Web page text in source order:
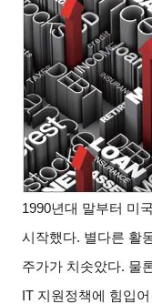
1990년대 말부터 미국
시작했다. 별다른 활
주가가 치솟았다. 물
IT 지원정책에 힘입